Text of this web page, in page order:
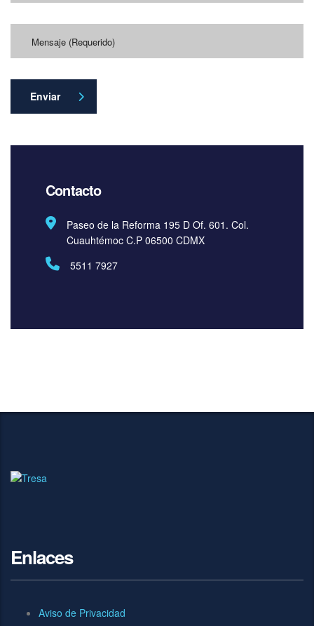
Enviar
Contacto
Paseo de la Reforma 195 D Of. 601. Col.
Cuauhtémoc C.P 06500 CDMX
5511 7927
Enlaces
Aviso de Privacidad